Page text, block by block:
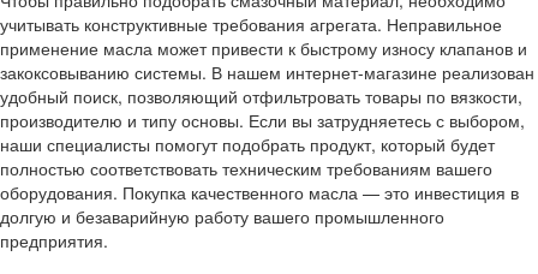
учитывать конструктивные требования агрегата. Неправильное
применение масла может привести к быстрому износу клапанов и
закоксовыванию системы. В нашем интернет-магазине реализован
удобный поиск, позволяющий отфильтровать товары по вязкости,
производителю и типу основы. Если вы затрудняетесь с выбором,
наши специалисты помогут подобрать продукт, который будет
полностью соответствовать техническим требованиям вашего
оборудования. Покупка качественного масла — это инвестиция в
долгую и безаварийную работу вашего промышленного
предприятия.